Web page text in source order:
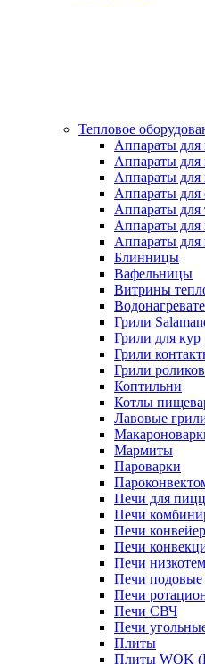
Тепловое
Аппараты для
Аппараты для
Аппараты для
Аппараты для
Аппараты для
Аппараты для
Аппараты
Блинницы
Вафельницы
Витрины
Грили
Грили для кур
Грили
Грили
Коптильни
Котлы
Лавовые
Мармиты
Пароварки
Печи для
Печи
Печи
Печи
Печи
Печи подовые
Печи
Печи СВЧ
Печи
Плиты
Плиты WOK